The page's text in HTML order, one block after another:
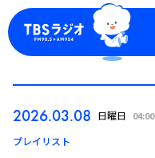
2026.03.08 日曜日 04:00
プレイリスト